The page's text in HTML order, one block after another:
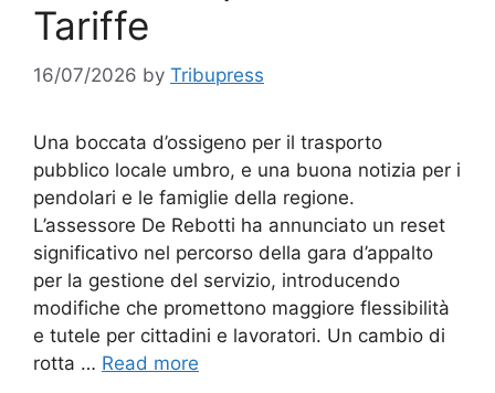
Tariffe
16/07/2026 by Tribupress
Una boccata d’ossigeno per il trasporto
pubblico locale umbro, e una buona notizia per i
pendolari e le famiglie della regione.
L’assessore De Rebotti ha annunciato un reset
significativo nel percorso della gara d’appalto
per la gestione del servizio, introducendo
modifiche che promettono maggiore flessibilità
e tutele per cittadini e lavoratori. Un cambio di
rotta … Read more